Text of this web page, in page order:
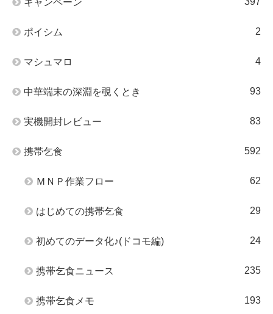
キャンペーン
ポイシム 2
マシュマロ 4
中華端末の深淵を覗くとき 93
実機開封レビュー 83
携帯乞食 592
ＭＮＰ作業フロー 62
はじめての携帯乞食 29
初めてのデータ化♪(ドコモ編) 24
携帯乞食ニュース 235
携帯乞食メモ 193